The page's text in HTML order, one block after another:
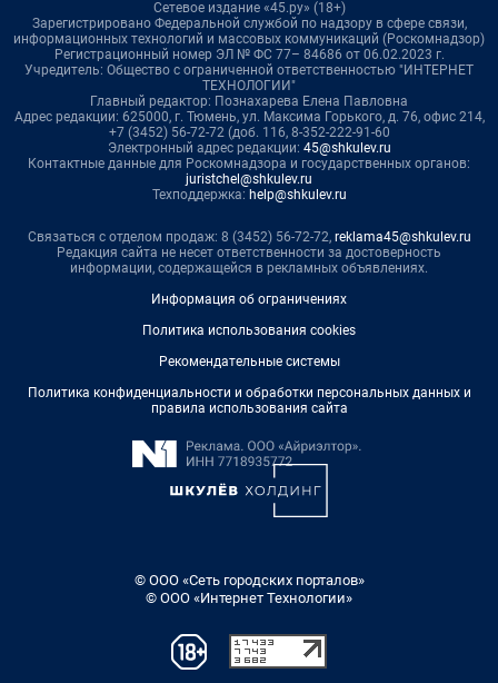
Сетевое издание «45.ру» (18+)
Зарегистрировано Федеральной службой по надзору в сфере связи,
информационных технологий и массовых коммуникаций (Роскомнадзор)
Регистрационный номер ЭЛ № ФС 77– 84686 от 06.02.2023 г.
Учредитель: Общество с ограниченной ответственностью "ИНТЕРНЕТ
ТЕХНОЛОГИИ"
Главный редактор: Познахарева Елена Павловна
Адрес редакции: 625000, г. Тюмень, ул. Максима Горького, д. 76, офис 214,
+7 (3452) 56-72-72 (доб. 116, 8-352-222-91-60
Электронный адрес редакции: 45@shkulev.ru
Контактные данные для Роскомнадзора и государственных органов:
juristchel@shkulev.ru
Техподдержка: help@shkulev.ru
Связаться с отделом продаж: 8 (3452) 56-72-72, reklama45@shkulev.ru
Редакция сайта не несет ответственности за достоверность
информации, содержащейся в рекламных объявлениях.
Информация об ограничениях
Политика использования cookies
Рекомендательные системы
Политика конфиденциальности и обработки персональных данных и
правила использования сайта
© ООО «Сеть городских порталов»
© ООО «Интернет Технологии»